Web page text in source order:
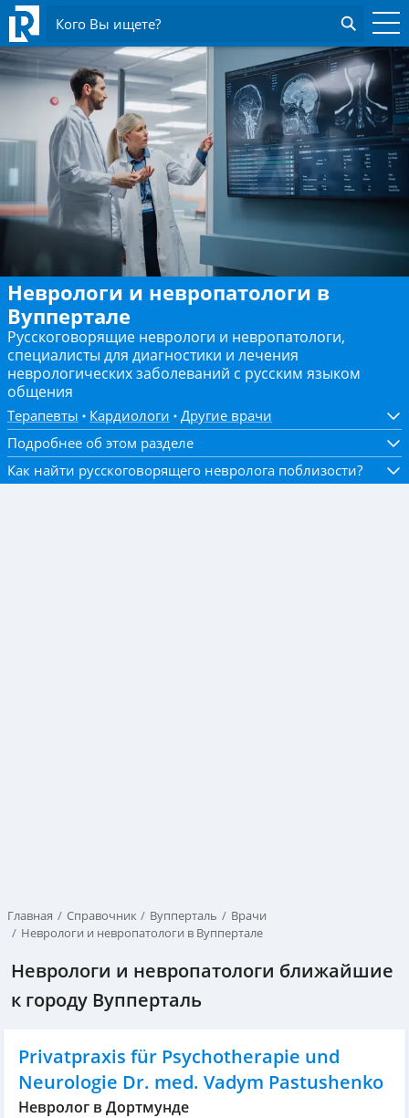
Кого Вы ищете?
Неврологи и невропатологи в
Вуппертале
Русскоговорящие неврологи и невропатологи,
специалисты для диагностики и лечения
неврологических заболеваний с русским языком
общения
Терапевты Кардиологи
Другие врачи
Подробнее об этом разделе
Как найти русскоговорящего невролога поблизости?
Главная Справочник Вупперталь
Врачи
Неврологи и невропатологи в Вуппертале
Неврологи и невропатологи ближайшие
к городу Вупперталь
Privatpraxis für Psychotherapie und
Neurologie Dr. med. Vadym Pastushenko
Невролог в Дортмунде